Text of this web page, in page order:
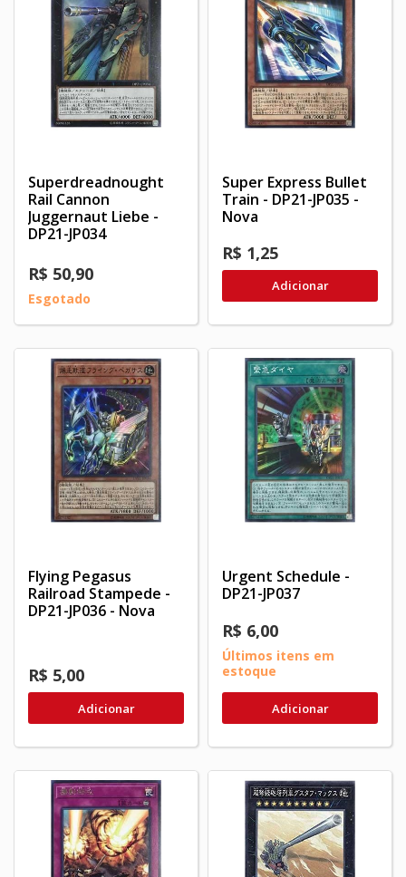
Superdreadnought
Rail Cannon
Juggernaut Liebe -
DP21-JP034
R$ 50,90
Esgotado
Super Express Bullet
Train - DP21-JP035 -
Nova
R$ 1,25
Adicionar
Flying Pegasus
Railroad Stampede -
DP21-JP036 - Nova
R$ 5,00
Adicionar
Urgent Schedule -
DP21-JP037
R$ 6,00
Últimos itens em
estoque
Adicionar